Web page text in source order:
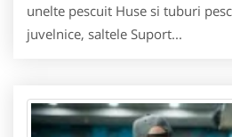
unelte pescuit Huse si tuburi
juvelnice, saltele Suport...